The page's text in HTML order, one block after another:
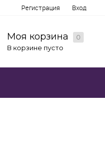
Регистрация Вход
Моя корзина
0
В корзине пусто